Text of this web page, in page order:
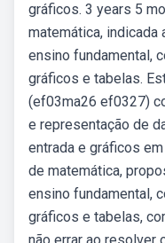
gráficos. 3 years 5
matemática, indicada
ensino fundamental,
gráficos e tabelas.
(ef03ma26 ef0327)
e representação de
entrada e gráficos
de matemática,
ensino fundamental,
gráficos e tabelas,